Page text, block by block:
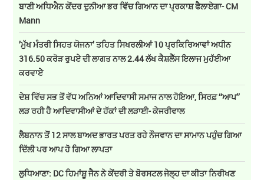
ਬਾਣੀ ਅਧਿਐਨ ਕੇਂਦਰ ਦੁਨੀਆ ਭਰ ਵਿੱਚ ਗਿਆਨ ਦਾ ਪ੍ਰਕਾਸ਼ ਫੈਲਾਏਗਾ- CM
Mann
’ਮੁੱਖ ਮੰਤਰੀ ਸਿਹਤ ਯੋਜਨਾ’ ਤਹਿਤ ਸਿਖਰਲੀਆਂ 10 ਪ੍ਰਕਿਰਿਆਵਾਂ ਅਧੀਨ
316.50 ਕਰੋੜ ਰੁਪਏ ਦੀ ਲਾਗਤ ਨਾਲ 2.44 ਲੱਖ ਕੈਸ਼ਲੈੱਸ ਇਲਾਜ ਮੁਹੱਈਆ
ਕਰਵਾਏੇ
ਦੇਸ਼ ਵਿੱਚ ਸਭ ਤੋਂ ਵੱਧ ਅਨਿਆਂ ਆਦਿਵਾਸੀ ਸਮਾਜ ਨਾਲ ਹੋਇਆ, ਸਿਰਫ਼ ‘‘ਆਪ’’
ਲੜ ਰਹੀ ਹੈ ਆਦਿਵਾਸੀਆਂ ਦੇ ਹੱਕਾਂ ਦੀ ਲੜਾਈ- ਕੇਜਰੀਵਾਲ
ਲੈਬਨਾਨ ਤੋਂ 12 ਸਾਲ ਬਾਅਦ ਭਾਰਤ ਪਰਤ ਰਹੇ ਨੌਜਵਾਨ ਦਾ ਸਾਮਾਨ ਪਹੁੰਚ ਗਿਆ
ਦਿੱਲੀ ਪਰ ਆਪ ਹੋ ਗਿਆ ਲਾਪਤਾ
ਲੁਧਿਆਣਾ: DC ਹਿਮਾਂਸ਼ੂ ਜੈਨ ਨੇ ਕੇਂਦਰੀ ਤੇ ਬੋਰਸਟਲ ਜੇਲ੍ਹ ਦਾ ਕੀਤਾ ਨਿਰੀਖਣ